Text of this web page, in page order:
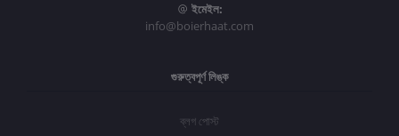
ইমেইল:
info@boierhaat.com
গুরুত্বপূর্ণ লিঙ্ক
ব্লগ পোস্ট